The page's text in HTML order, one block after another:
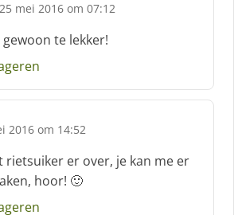
25 mei 2016 om 07:12
te lekker!
2016 om 14:52
rietsuiker er over, je kan me er
hoor! 🙂